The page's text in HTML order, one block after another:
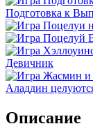
Подготовка к
Девичник
Аладдин
Описание